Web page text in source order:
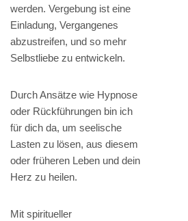
werden. Vergebung ist eine
Einladung, Vergangenes
abzustreifen, und so mehr
Selbstliebe zu entwickeln.
Durch Ansätze wie Hypnose
oder Rückführungen bin ich
für dich da, um seelische
Lasten zu lösen, aus diesem
oder früheren Leben und dein
Herz zu heilen.
Mit spiritueller